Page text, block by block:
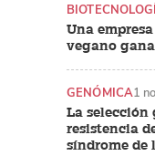
Una
vegano
La selección
resistencia
síndrome de
GENÓMICA1